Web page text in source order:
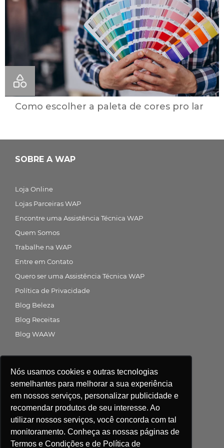
Nós usamos cookies e outras tecnologias
semelhantes para melhorar a sua experiência
em nossos serviços, personalizar publicidade e
recomendar produtos de seu interesse. Ao
utilizar nossos serviços, você concorda com tal
monitoramento. Conheça as nossas páginas de
Termos e Condições e de Política de
Como escolher a paleta de cores pro lar
SOBRE A WAP
Loja Online
Lojas Parceiras WAP
Encontre uma Assistência Técnica WAP
Quem Somos
Trabalhe na WAP
Entre em Contato
Quero ser uma Assistência Técnica WAP
Política de Privacidade
Blog Beleza
Blog Receitas
Blog WAAW
Central de atendimento
Compre agora